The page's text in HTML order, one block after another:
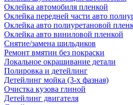
Оклейка автомобиля пленкой
Оклейка передней части авто
Оклейка авто полиуретановой
Оклейка авто виниловой пленкой
Снятие/замена шильдиков
Ремонт вмятин без покраски
Локальное окрашивание детали
Полировка и детейлинг
Детейлинг мойка (3-х фазная)
Очистка кузова глиной
Детейлинг двигателя